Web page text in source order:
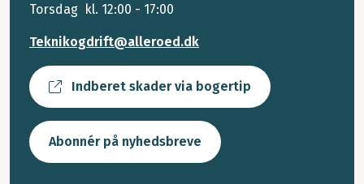
Torsdag kl. 12:00 - 17:00
Teknikogdrift@alleroed.dk
Indberet skader via bogertip
Abonnér på nyhedsbreve